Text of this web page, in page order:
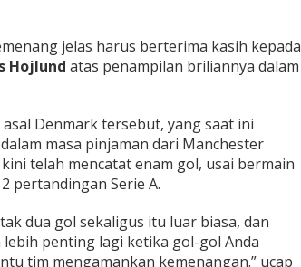
jelas harus berterima kasih kepada
Hojlund atas penampilan briliannya dalam
asal Denmark tersebut, yang saat ini
masa pinjaman dari Manchester
telah mencatat enam gol, usai bermain
pertandingan Serie A.
dua gol sekaligus itu luar biasa, dan
lebih penting lagi ketika gol-gol Anda
tim mengamankan kemenangan.” ucap